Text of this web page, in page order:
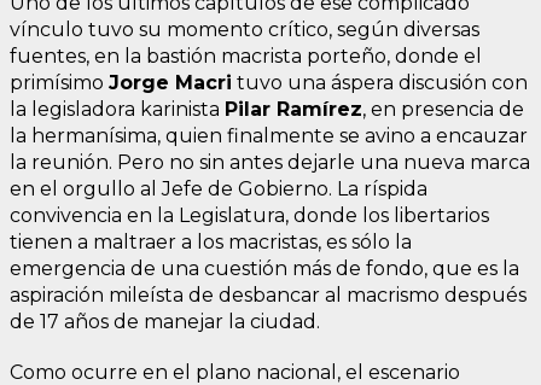
vínculo tuvo su momento crítico, según diversas
fuentes, en la bastión macrista porteño, donde el
primísimo Jorge Macri tuvo una áspera discusión con
la legisladora karinista Pilar Ramírez, en presencia de
la hermanísima, quien finalmente se avino a encauzar
la reunión. Pero no sin antes dejarle una nueva marca
en el orgullo al Jefe de Gobierno. La ríspida
convivencia en la Legislatura, donde los libertarios
tienen a maltraer a los macristas, es sólo la
emergencia de una cuestión más de fondo, que es la
aspiración mileísta de desbancar al macrismo después
de 17 años de manejar la ciudad.
Como ocurre en el plano nacional, el escenario